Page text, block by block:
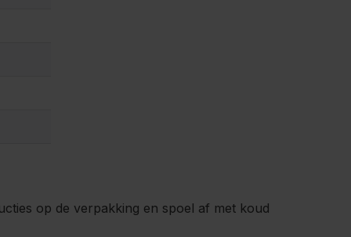
op de verpakking en spoel af met koud